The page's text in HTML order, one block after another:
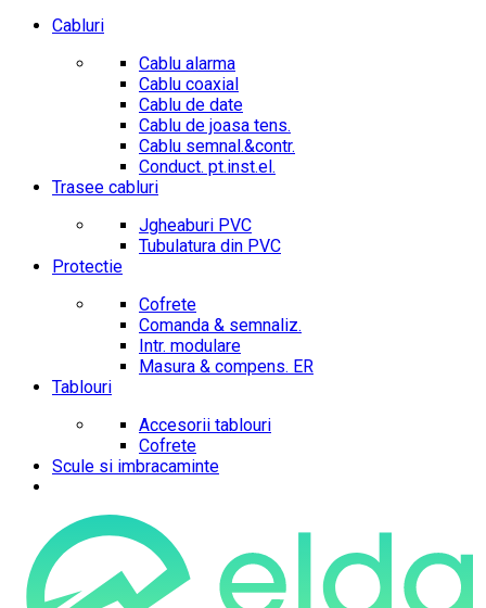
Cabluri
Cablu alarma
Cablu coaxial
Cablu de date
Cablu de joasa tens.
Cablu semnal.&contr.
Conduct. pt.inst.el.
Trasee cabluri
Jgheaburi PVC
Tubulatura din PVC
Protectie
Cofrete
Comanda & semnaliz.
Intr. modulare
Masura & compens. ER
Tablouri
Accesorii tablouri
Cofrete
Scule si imbracaminte